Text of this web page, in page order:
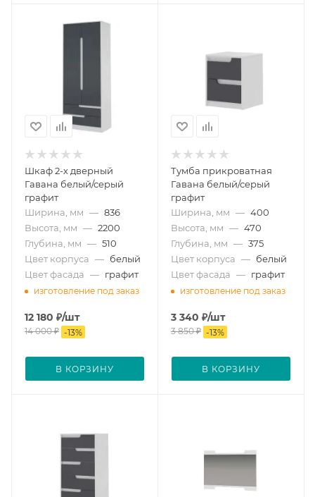
Шкаф 2-х дверный
Гавана белый/серый
графит
Ширина, мм — 836
Высота, мм — 2200
Глубина, мм — 510
Цвет корпуса — белый
Цвет фасада — графит
изготовление под заказ
12 180 ₽/шт
14 000₽ -13%
В КОРЗИНУ
Тумба прикроватная
Гавана белый/серый
графит
Ширина, мм — 400
Высота, мм — 470
Глубина, мм — 375
Цвет корпуса — белый
Цвет фасада — графит
изготовление под заказ
3 340 ₽/шт
3 850₽ -13%
В КОРЗИНУ